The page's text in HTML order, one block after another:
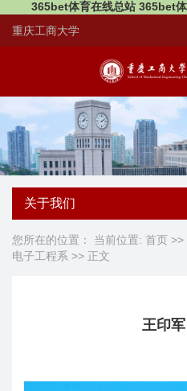
365bet体育在线总站 365bet
重庆工商大学
关于我们
您所在的位置： 当前位置: 首页 >>
电子工程系 >> 正文
王印